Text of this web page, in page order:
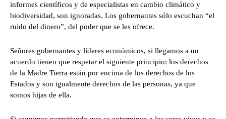
informes científicos y de especialistas en cambio climático y
biodiversidad, son ignoradas. Los gobernantes sólo escuchan “el
ruido del dinero”, del poder que se les ofrece.
Señores gobernantes y líderes económicos, si llegamos a un
acuerdo tienen que respetar el siguiente principio: los derechos
de la Madre Tierra están por encima de los derechos de los
Estados y son igualmente derechos de las personas, ya que
somos hijas de ella.